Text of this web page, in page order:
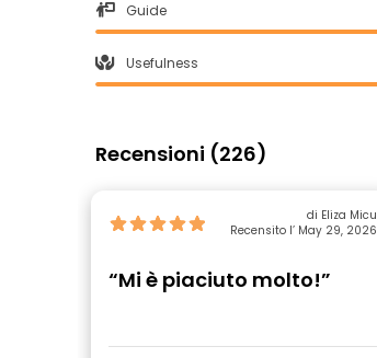
Guide
Usefulness
Recensioni (226)
di Eliza Micu
Recensito l’ May 29, 2026
“Mi è piaciuto molto!”